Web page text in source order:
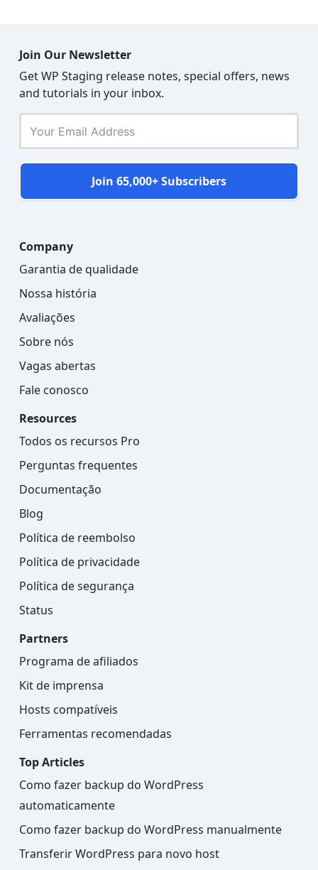
Join Our Newsletter
Get WP Staging release notes, special offers, news
and tutorials in your inbox.
Join 65,000+ Subscribers
Company
Garantia de qualidade
Nossa história
Avaliações
Sobre nós
Vagas abertas
Fale conosco
Resources
Todos os recursos Pro
Perguntas frequentes
Documentação
Blog
Política de reembolso
Política de privacidade
Política de segurança
Status
Partners
Programa de afiliados
Kit de imprensa
Hosts compatíveis
Ferramentas recomendadas
Top Articles
Como fazer backup do WordPress
automaticamente
Como fazer backup do WordPress manualmente
Transferir WordPress para novo host